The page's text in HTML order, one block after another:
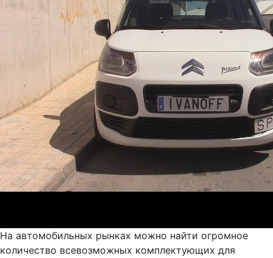
На автомобильных рынках можно найти огромное
количество всевозможных комплектующих для